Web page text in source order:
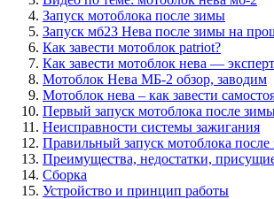
Запуск мотоблока после зимы
Запуск мб23 Нева после зимы на
Как завести мотоблок patriot?
Как завести мотоблок нева —
Мотоблок Нева МБ-2 обзор, заводим
Мотоблок нева – как завести
Первый запуск мотоблока после
Неисправности системы зажигания
Правильный запуск мотоблока
Преимущества, недостатки,
Сборка
Устройство и принцип работы